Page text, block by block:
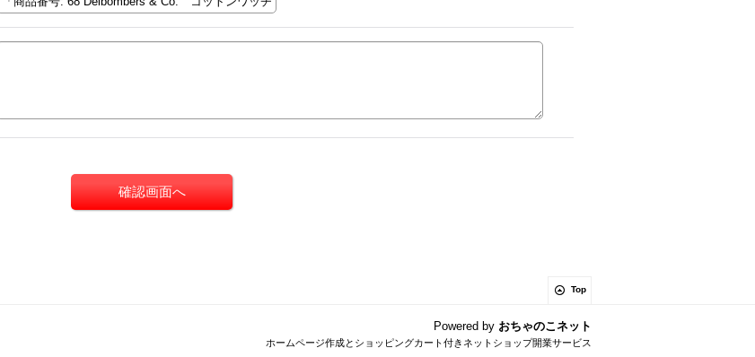
Top
Powered by おちゃのこネット
ホームページ作成とショッピングカート付きネットショップ開業サービス